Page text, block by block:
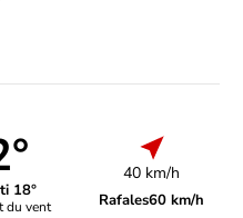
18°
du vent
40 km/h
Rafales60 km/h